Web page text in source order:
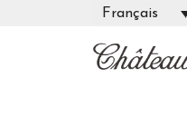
Français